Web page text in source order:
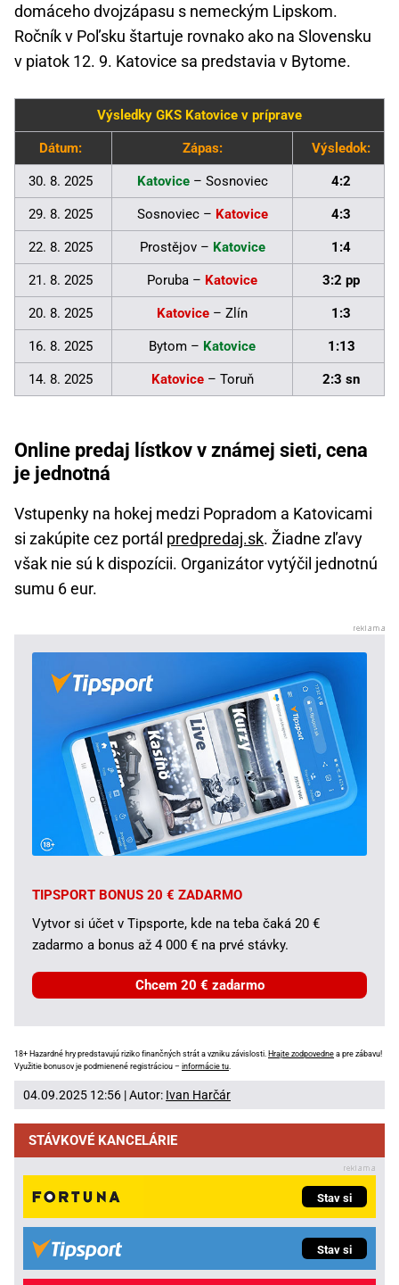
domáceho dvojzápasu s nemeckým Lipskom.
Ročník v Poľsku štartuje rovnako ako na Slovensku
v piatok 12. 9. Katovice sa predstavia v Bytome.
Výsledky GKS Katovice v príprave
Dátum: Zápas: Výsledok:
30. 8. 2025 Katovice– Sosnoviec 4:2
29. 8. 2025 Sosnoviec – Katovice 4:3
22. 8. 2025 Prostějov – Katovice 1:4
21. 8. 2025 Poruba – Katovice 3:2 pp
20. 8. 2025 Katovice – Zlín 1:3
16. 8. 2025 Bytom – Katovice 1:13
14. 8. 2025 Katovice– Toruň 2:3 sn
Online predaj lístkov v známej sieti, cena
je jednotná
Vstupenky na hokej medzi Popradom a Katovicami
si zakúpite cez portál predpredaj.sk. Žiadne zľavy
však nie sú k dispozícii. Organizátor vytýčil jednotnú
sumu 6 eur.
TIPSPORT BONUS 20 € ZADARMO
Vytvor si účet v Tipsporte, kde na teba čaká 20 €
zadarmo a bonus až 4 000 € na prvé stávky.
Chcem 20 € zadarmo
18+ Hazardné hry predstavujú riziko finančných strát a vzniku závislosti. Hrajte zodpovedne a pre zábavu!
Využitie bonusov je podmienené registráciou – informácie tu
04.09.2025 12:56 | Autor: Ivan Harčár
STÁVKOVÉ KANCELÁRIE
Stav si
Stav si